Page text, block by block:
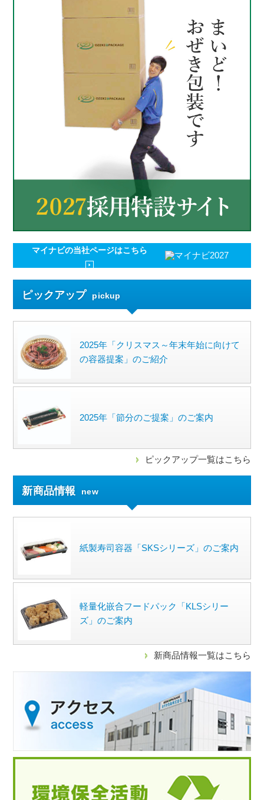
マイナビの当社ページはこちら
ピックアップ pickup
2025年「クリスマス～年末年始に向けて
の容器提案」のご紹介
2025年「節分のご提案」のご案内
ピックアップ一覧はこちら
新商品情報 new
紙製寿司容器「SKSシリーズ」のご案内
軽量化嵌合フードパック「KLSシリー
ズ」のご案内
新商品情報一覧はこちら